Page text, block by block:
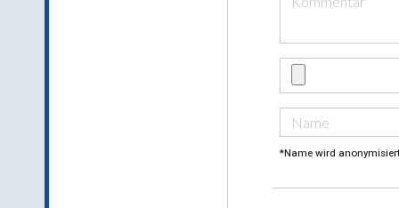
*Name wird anonymisiert